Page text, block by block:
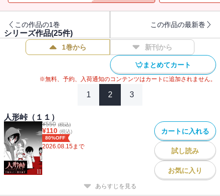
この作品の1巻 この作品の最新巻
シリーズ作品(25件)
1巻から 新刊から
まとめてカート
※無料、予約、入荷通知のコンテンツはカートに追加されません。
1 2 3
人形峠（１１）
¥550 (税込)
¥110 (税込)
80%OFF
2026.08.15まで
カートに入れる
試し読み
お気に入り
あらすじを見る